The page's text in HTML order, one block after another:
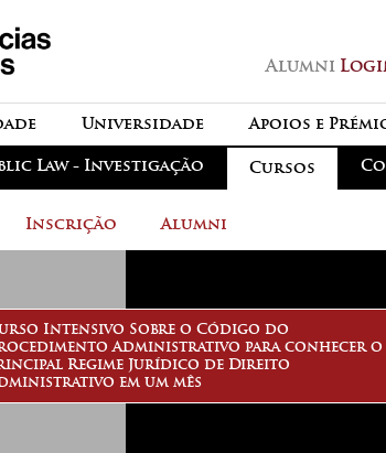
Alumni
Apoios e
Universidade
Cursos
Law - Investigação
Alumni
Inscrição
Intensivo Sobre o Código do
Administrativo para conhecer o
Regime Jurídico de Direito
em um mês